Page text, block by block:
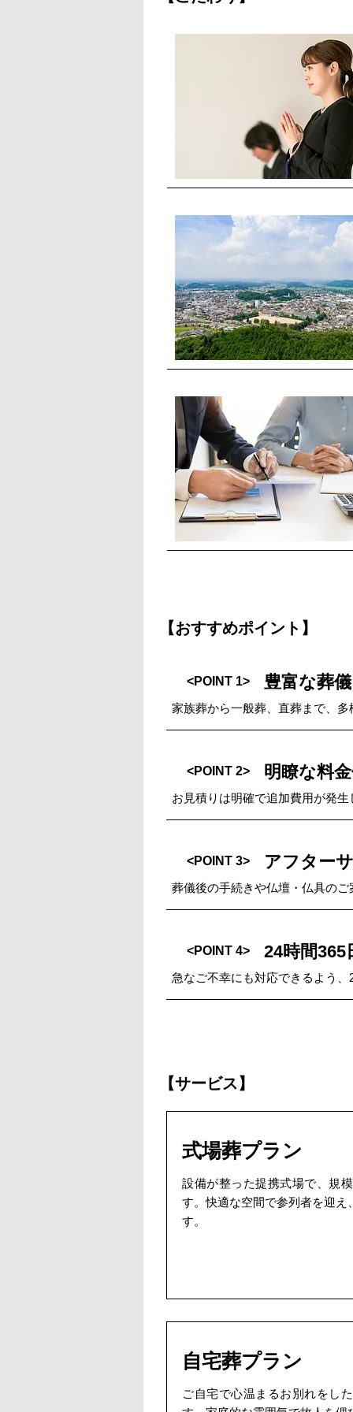
【おすすめポイント】
<POINT 1> 豊富な葬
家族葬から一般葬、直葬まで、
<POINT 2> 明瞭な料
お見積りは明確で追加費用が発
<POINT 3> アフター
葬儀後の手続きや仏壇・仏具の
<POINT 4> 24時間365
急なご不幸にも対応できるよう
【サービス】
式場葬プラン
設備が整った提携式場で、規
す。快適な空間で参列者を迎え
す。
自宅葬プラン
ご自宅で心温まるお別れをし